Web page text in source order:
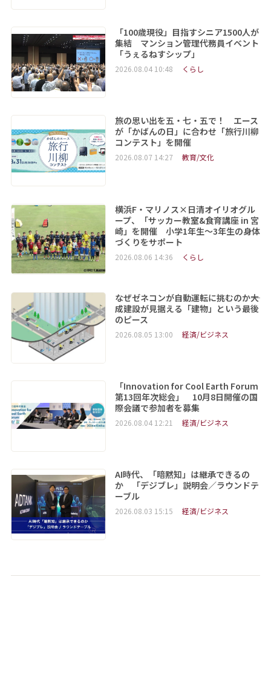
「100歳現役」目指すシニア1500人が
集結 マンション管理代務員イベント
「うぇるねすシップ」
2026.08.04 10:48 くらし
旅の思い出を五・七・五で！ エース
が「かばんの日」に合わせ「旅行川柳
コンテスト」を開催
2026.08.07 14:27 教育/文化
横浜F・マリノス×日清オイリオグル
ープ、「サッカー教室&食育講座 in 宮
崎」を開催 小学1年生～3年生の身体
づくりをサポート
2026.08.06 14:36 くらし
なぜゼネコンが自動運転に挑むのか――大
成建設が見据える「建物」という最後
のピース
2026.08.05 13:00 経済/ビジネス
「Innovation for Cool Earth Forum
第13回年次総会」 10月8日開催の国
際会議で参加者を募集
2026.08.04 12:21 経済/ビジネス
AI時代、「暗黙知」は継承できるの
か 「デジブレ」説明会／ラウンドテ
ーブル
2026.08.03 15:15 経済/ビジネス